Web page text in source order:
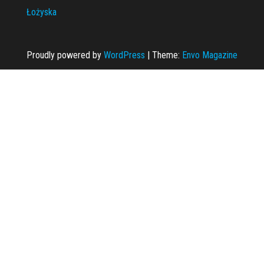
Łożyska
Proudly powered by WordPress Theme: Envo Magazine